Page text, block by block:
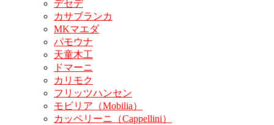
デセデ
カサブランカ
MKマエダ
パモウナ
天童木工
ドマーニ
カリモク
フリッツハンセン
モビリア（Mobilia）
カッペリーニ（Cappellini）